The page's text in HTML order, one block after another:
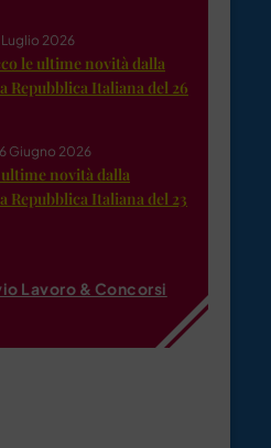
2026
le ultime novità dalla
Repubblica Italiana del 26
Giugno 2026
novità dalla
Repubblica Italiana del 23
Lavoro & Concorsi